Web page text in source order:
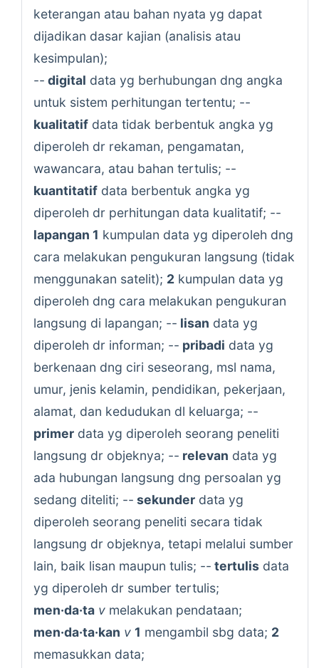
keterangan atau bahan nyata yg dapat
dijadikan dasar kajian (analisis atau
kesimpulan);
-- digital data yg berhubungan dng angka
untuk sistem perhitungan tertentu; --
kualitatif data tidak berbentuk angka yg
diperoleh dr rekaman, pengamatan,
wawancara, atau bahan tertulis; --
kuantitatif data berbentuk angka yg
diperoleh dr perhitungan data kualitatif; --
lapangan 1 kumpulan data yg diperoleh dng
cara melakukan pengukuran langsung (tidak
menggunakan satelit); 2 kumpulan data yg
diperoleh dng cara melakukan pengukuran
langsung di lapangan; -- lisan data yg
diperoleh dr informan; -- pribadi data yg
berkenaan dng ciri seseorang, msl nama,
umur, jenis kelamin, pendidikan, pekerjaan,
alamat, dan kedudukan dl keluarga; --
primer data yg diperoleh seorang peneliti
langsung dr objeknya; -- relevan data yg
ada hubungan langsung dng persoalan yg
sedang diteliti; -- sekunder data yg
diperoleh seorang peneliti secara tidak
langsung dr objeknya, tetapi melalui sumber
lain, baik lisan maupun tulis; -- tertulis data
yg diperoleh dr sumber tertulis;
men·da·ta v melakukan pendataan;
men·da·ta·kan v 1 mengambil sbg data; 2
memasukkan data;